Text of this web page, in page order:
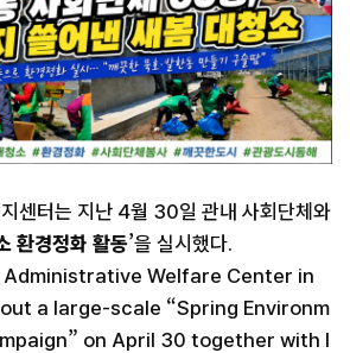
센터는 지난 4월 30일 관내 사회단체와
환경정화 활동’을 실시했다.
Welfare Center in
a large-scale “Spring Environm
on April 30 together with l